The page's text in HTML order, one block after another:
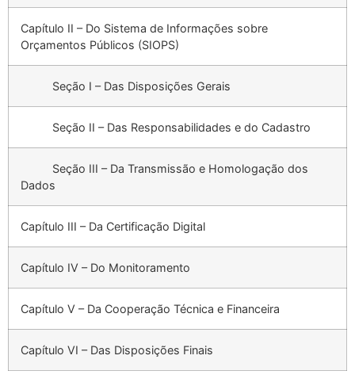
Capítulo II – Do Sistema de Informações sobre
Orçamentos Públicos (SIOPS)
Seção I – Das Disposições Gerais
Seção II – Das Responsabilidades e do Cadastro
Seção III – Da Transmissão e Homologação dos
Dados
Capítulo III – Da Certificação Digital
Capítulo IV – Do Monitoramento
Capítulo V – Da Cooperação Técnica e Financeira
Capítulo VI – Das Disposições Finais